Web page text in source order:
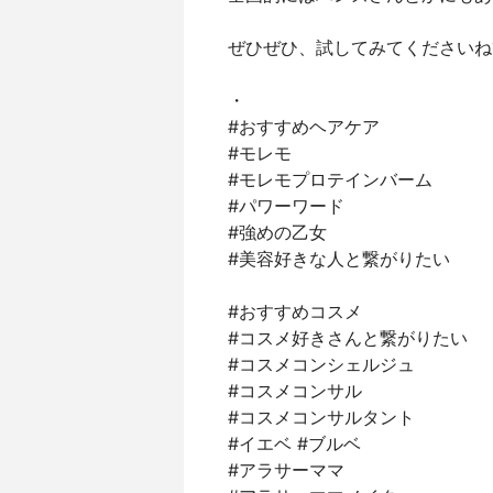
ぜひぜひ、試してみてください
・
#おすすめヘアケア
#モレモ
#モレモプロテインバーム
#パワーワード
#強めの乙女
#美容好きな人と繋がりたい
#おすすめコスメ
#コスメ好きさんと繋がりたい
#コスメコンシェルジュ
#コスメコンサル
#コスメコンサルタント
#イエベ #ブルベ
#アラサーママ